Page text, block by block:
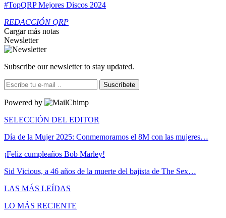
#TopQRP Mejores Discos 2024
REDACCIÓN QRP
Cargar más notas
Newsletter
Subscribe our newsletter to stay updated.
Suscríbete
Powered by
SELECCIÓN DEL EDITOR
Día de la Mujer 2025: Conmemoramos el 8M con las mujeres…
¡Feliz cumpleaños Bob Marley!
Sid Vicious, a 46 años de la muerte del bajista de The Sex…
LAS MÁS LEÍDAS
LO MÁS RECIENTE